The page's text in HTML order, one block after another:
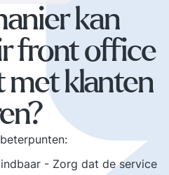
kan
front office
met klanten
- Zorg dat de service